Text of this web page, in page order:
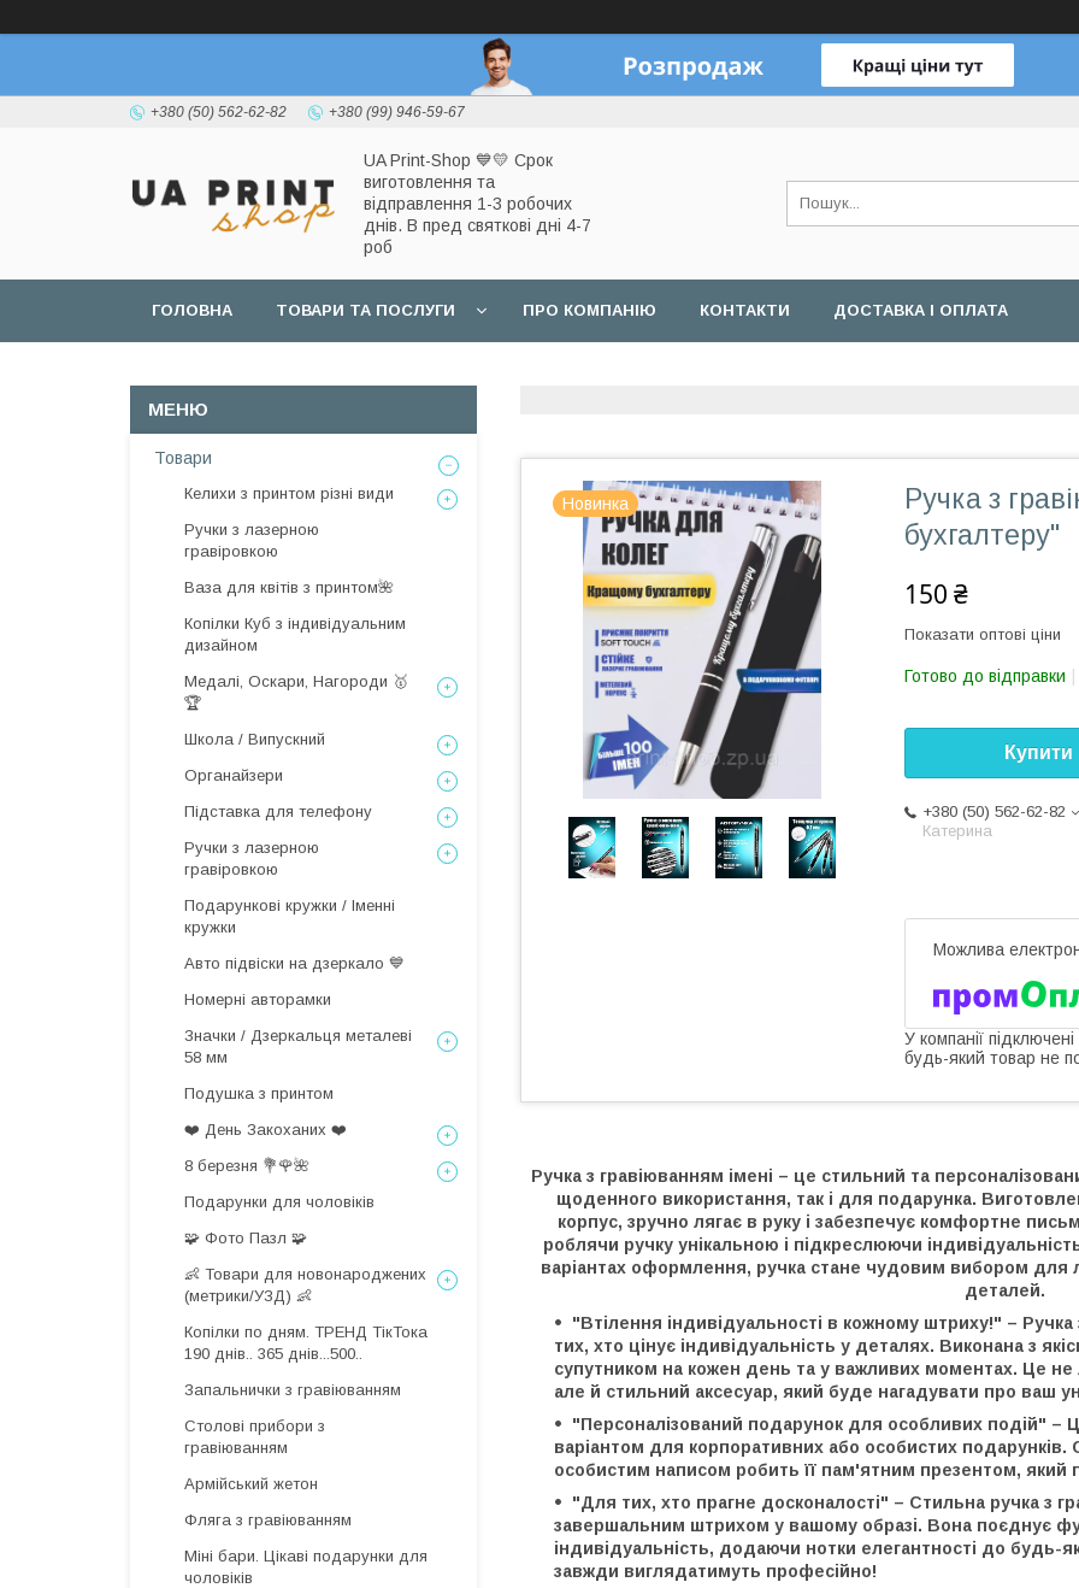
+380 (50) 562-62-82 +380 (99) 946-59-67
UA Print-Shop ​💙💛 Срок
виготовлення та
відправлення 1-3 робочих
днів. В пред святкові дні 4-7
роб
ГОЛОВНА ТОВАРИ ТА ПОСЛУГИ ПРО КОМПАНІЮ КОНТАКТИ ДОСТАВКА І ОПЛАТА
Новинка
Ручка з
бухгалтеру"
150 ₴
Показати оптові ціни
Готово до відправки
Купити
+380 (50) 562-62-82
Катерина
У компанії
будь-який товар не
Ручка з гравіюванням імені – це стильний та
щоденного використання, так і для подарунка.
корпус, зручно лягає в руку і забезпечує комфортне
роблячи ручку унікальною і підкреслюючи
варіантах оформлення, ручка стане чудовим вибором для
деталей.
"Втілення індивідуальності в кожному штриху!" –
тих, хто цінує індивідуальність у деталях. Виконана з
супутником на кожен день та у важливих моментах. Це
але й стильний аксесуар, який буде нагадувати про ваш
"Персоналізований подарунок для особливих подій" –
варіантом для корпоративних або особистих
особистим написом робить її пам'ятним презентом, який
"Для тих, хто прагне досконалості" – Стильна ручка з
завершальним штрихом у вашому образі. Вона поєднує
індивідуальність, додаючи нотки елегантності до будь-
завжди виглядатимуть професійно!
Товари
Келихи з принтом різні види
Ручки з лазерною
гравіровкою
Ваза для квітів з принтом🌺
Копілки Куб з індивідуальним
дизайном
Медалі, Оскари, Нагороди 🥇
🏆
Школа / Випускний
Органайзери
Підставка для телефону
Ручки з лазерною
гравіровкою
Подарункові кружки / Іменні
кружки
Авто підвіски на дзеркало 💙
Номерні авторамки
Значки / Дзеркальця металеві
58 мм
Подушка з принтом
❤️ День Закоханих ❤️
8 березня 💐🌹🌺
Подарунки для чоловіків
🧩 Фото Пазл 🧩
👶 Товари для новонароджених
(метрики/УЗД) 👶
Копілки по дням. ТРЕНД ТікТока
190 днів.. 365 днів...500..
Запальнички з гравіюванням
Столові прибори з
гравіюванням
Армійський жетон
Фляга з гравіюванням
Міні бари. Цікаві подарунки для
чоловіків